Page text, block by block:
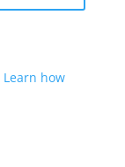
Learn how